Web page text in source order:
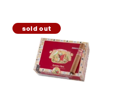
sold out